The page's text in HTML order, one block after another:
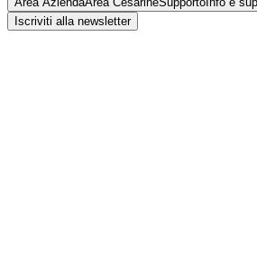
Iscriviti alla newsletter